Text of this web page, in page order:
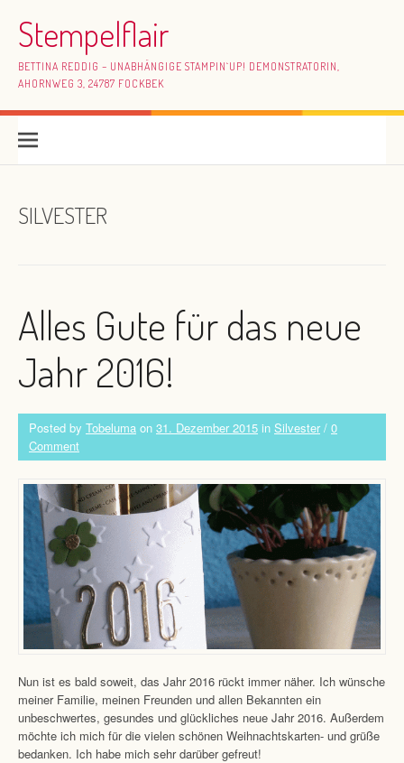
Stempelflair
BETTINA REDDIG – UNABHÄNGIGE STAMPIN`UP! DEMONSTRATORIN,
AHORNWEG 3, 24787 FOCKBEK
SILVESTER
Alles Gute für das neue
Jahr 2016!
Posted by Tobeluma on 31. Dezember 2015 in Silvester / 0
Comment
Nun ist es bald soweit, das Jahr 2016 rückt immer näher. Ich wünsche
meiner Familie, meinen Freunden und allen Bekannten ein
unbeschwertes, gesundes und glückliches neue Jahr 2016. Außerdem
möchte ich mich für die vielen schönen Weihnachtskarten- und grüße
bedanken. Ich habe mich sehr darüber gefreut!